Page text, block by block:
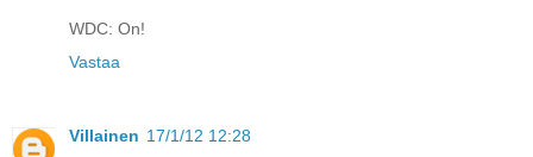
WDC: On!
Vastaa
Villainen 17/1/12 12:28